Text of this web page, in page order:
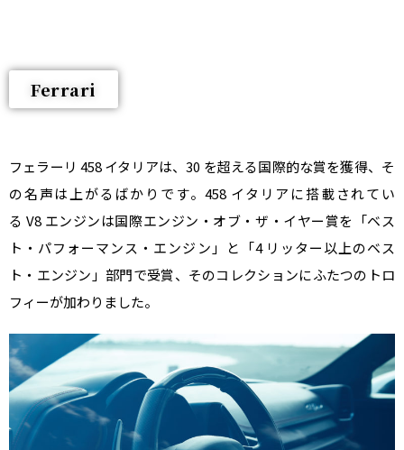
Ferrari
フェラーリ 458イタリアは、30 を超える国際的な賞を獲得、そ
の名声は上がるばかりです。458 イタリアに搭載されてい
る V8 エンジンは国際エンジン・オブ・ザ・イヤー賞を「ベス
ト・パフォーマンス・エンジン」と「4 リッター以上のベス
ト・エンジン」部門で受賞、そのコレクションにふたつのトロ
フィーが加わりました。